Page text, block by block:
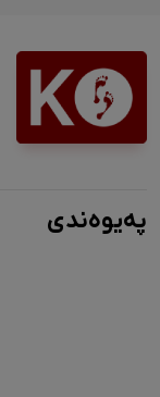
پەیوەندی